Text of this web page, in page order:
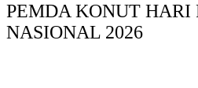
PEMDA KONUT
NASIONAL 2026